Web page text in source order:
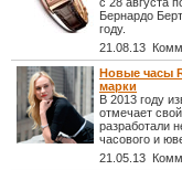
Бернардо
году.
21.08.13
Новые часы
марки
В 2013 году
отмечает
разработали
часового и
21.05.13